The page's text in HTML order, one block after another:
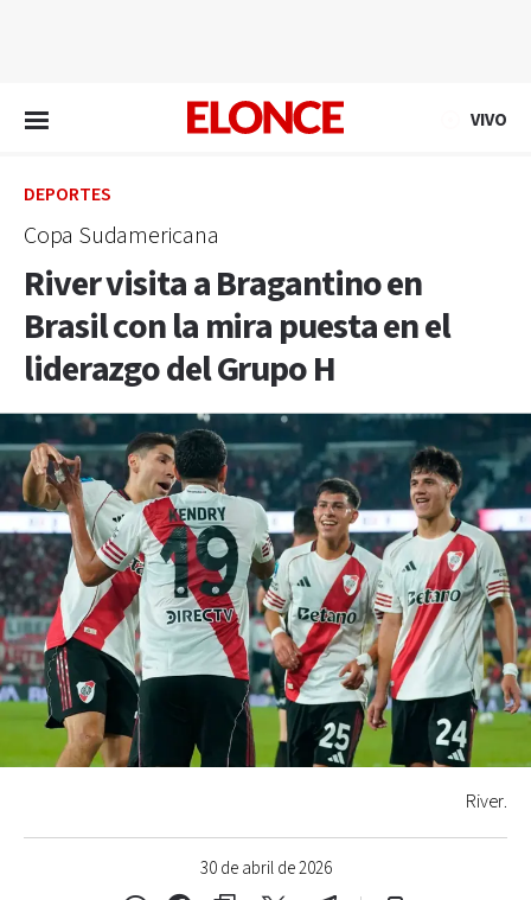
VIVO
DEPORTES
Copa Sudamericana
River visita a Bragantino en
Brasil con la mira puesta en el
liderazgo del Grupo H
30 de abril de 2026
River.